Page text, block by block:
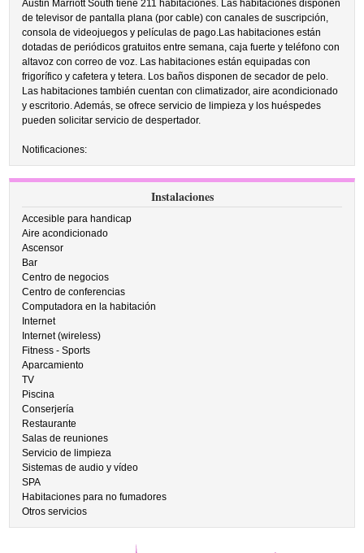
Austin Marriott South tiene 211 habitaciones. Las habitaciones disponen
de televisor de pantalla plana (por cable) con canales de suscripción,
consola de videojuegos y películas de pago.Las habitaciones están
dotadas de periódicos gratuitos entre semana, caja fuerte y teléfono con
altavoz con correo de voz. Las habitaciones están equipadas con
frigorífico y cafetera y tetera. Los baños disponen de secador de pelo.
Las habitaciones también cuentan con climatizador, aire acondicionado
y escritorio. Además, se ofrece servicio de limpieza y los huéspedes
pueden solicitar servicio de despertador.
Notificaciones:
Instalaciones
Accesible para handicap
Aire acondicionado
Ascensor
Bar
Centro de negocios
Centro de conferencias
Computadora en la habitación
Internet
Internet (wireless)
Fitness - Sports
Aparcamiento
TV
Piscina
Conserjería
Restaurante
Salas de reuniones
Servicio de limpieza
Sistemas de audio y vídeo
SPA
Habitaciones para no fumadores
Otros servicios